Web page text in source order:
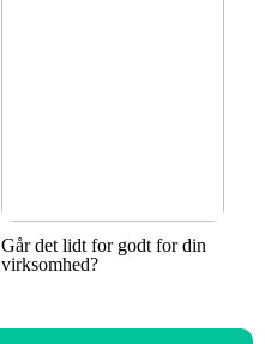
Går det lidt for godt for din
virksomhed?